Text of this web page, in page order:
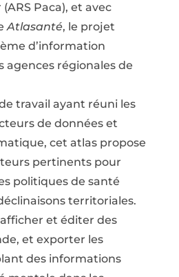
Paca), et avec
Atlasanté, le projet
d’information
agences régionales de
travail ayant réuni les
de données et
cet atlas propose
pertinents pour
politiques de santé
territoriales.
et éditer des
et exporter les
des informations